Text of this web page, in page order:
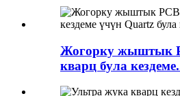
Жогорку жыштык
кварц була